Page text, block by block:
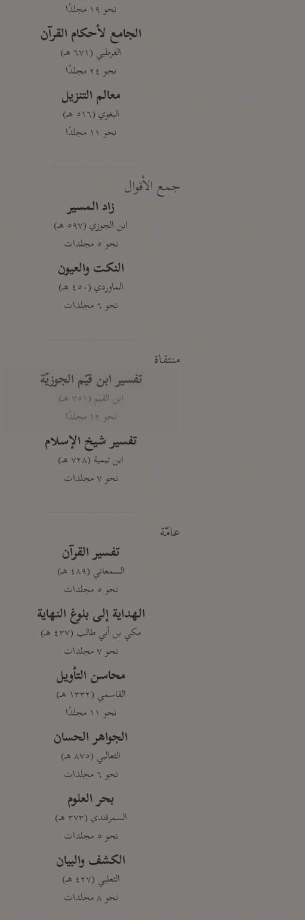
نحو ١٩ مجلدًا
الجامع لأحكام القرآن
القرطبي (٦٧١ هـ)
نحو ٢٤ مجلدًا
معالم التنزيل
البغوي (٥١٦ هـ)
نحو ١١ مجلدًا
جمع الأقوال
زاد المسير
ابن الجوزي (٥٩٧ هـ)
نحو ٥ مجلدات
النكت والعيون
الماوردي (٤٥٠ هـ)
نحو ٦ مجلدات
منتقاة
تفسير ابن قيّم الجوزيّة
ابن القيم (٧٥١ هـ)
نحو ١٢ مجلدًا
تفسير شيخ الإسلام
ابن تيمية (٧٢٨ هـ)
نحو ٧ مجلدات
عامّة
تفسير القرآن
السمعاني (٤٨٩ هـ)
نحو ٥ مجلدات
الهداية إلى بلوغ النهاية
مكي بن أبي طالب (٤٣٧ هـ)
نحو ٧ مجلدات
محاسن التأويل
القاسمي (١٣٣٢ هـ)
نحو ١١ مجلدًا
الجواهر الحسان
الثعالبي (٨٧٥ هـ)
نحو ٦ مجلدات
بحر العلوم
السمرقندي (٣٧٣ هـ)
نحو ٥ مجلدات
الكشف والبيان
الثعلبي (٤٢٧ هـ)
نحو ٨ مجلدات